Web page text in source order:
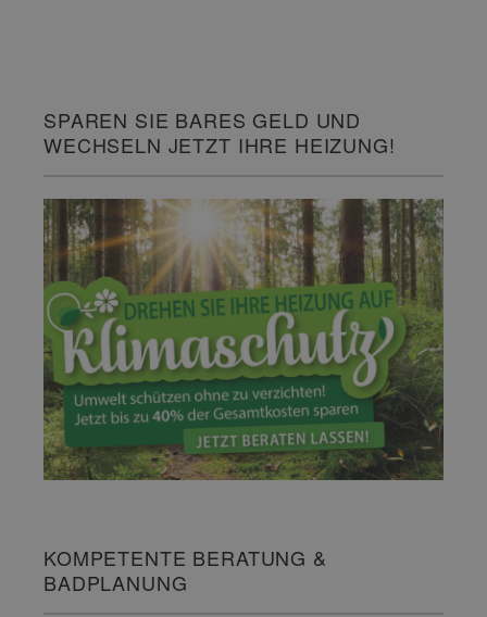
SPAREN SIE BARES GELD UND
WECHSELN JETZT IHRE HEIZUNG!
KOMPETENTE BERATUNG &
BADPLANUNG